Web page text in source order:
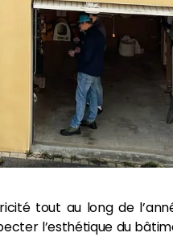
tout au long de
l’esthétique du